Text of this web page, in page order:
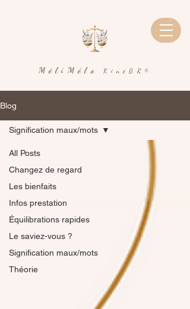
MéliMélo KinéBR®
Blog
All Posts
Changez de regard
Les bienfaits
Infos prestation
Équilibrations rapides
Le saviez-vous ?
Signification maux/mots
Théorie
Signification maux/mots